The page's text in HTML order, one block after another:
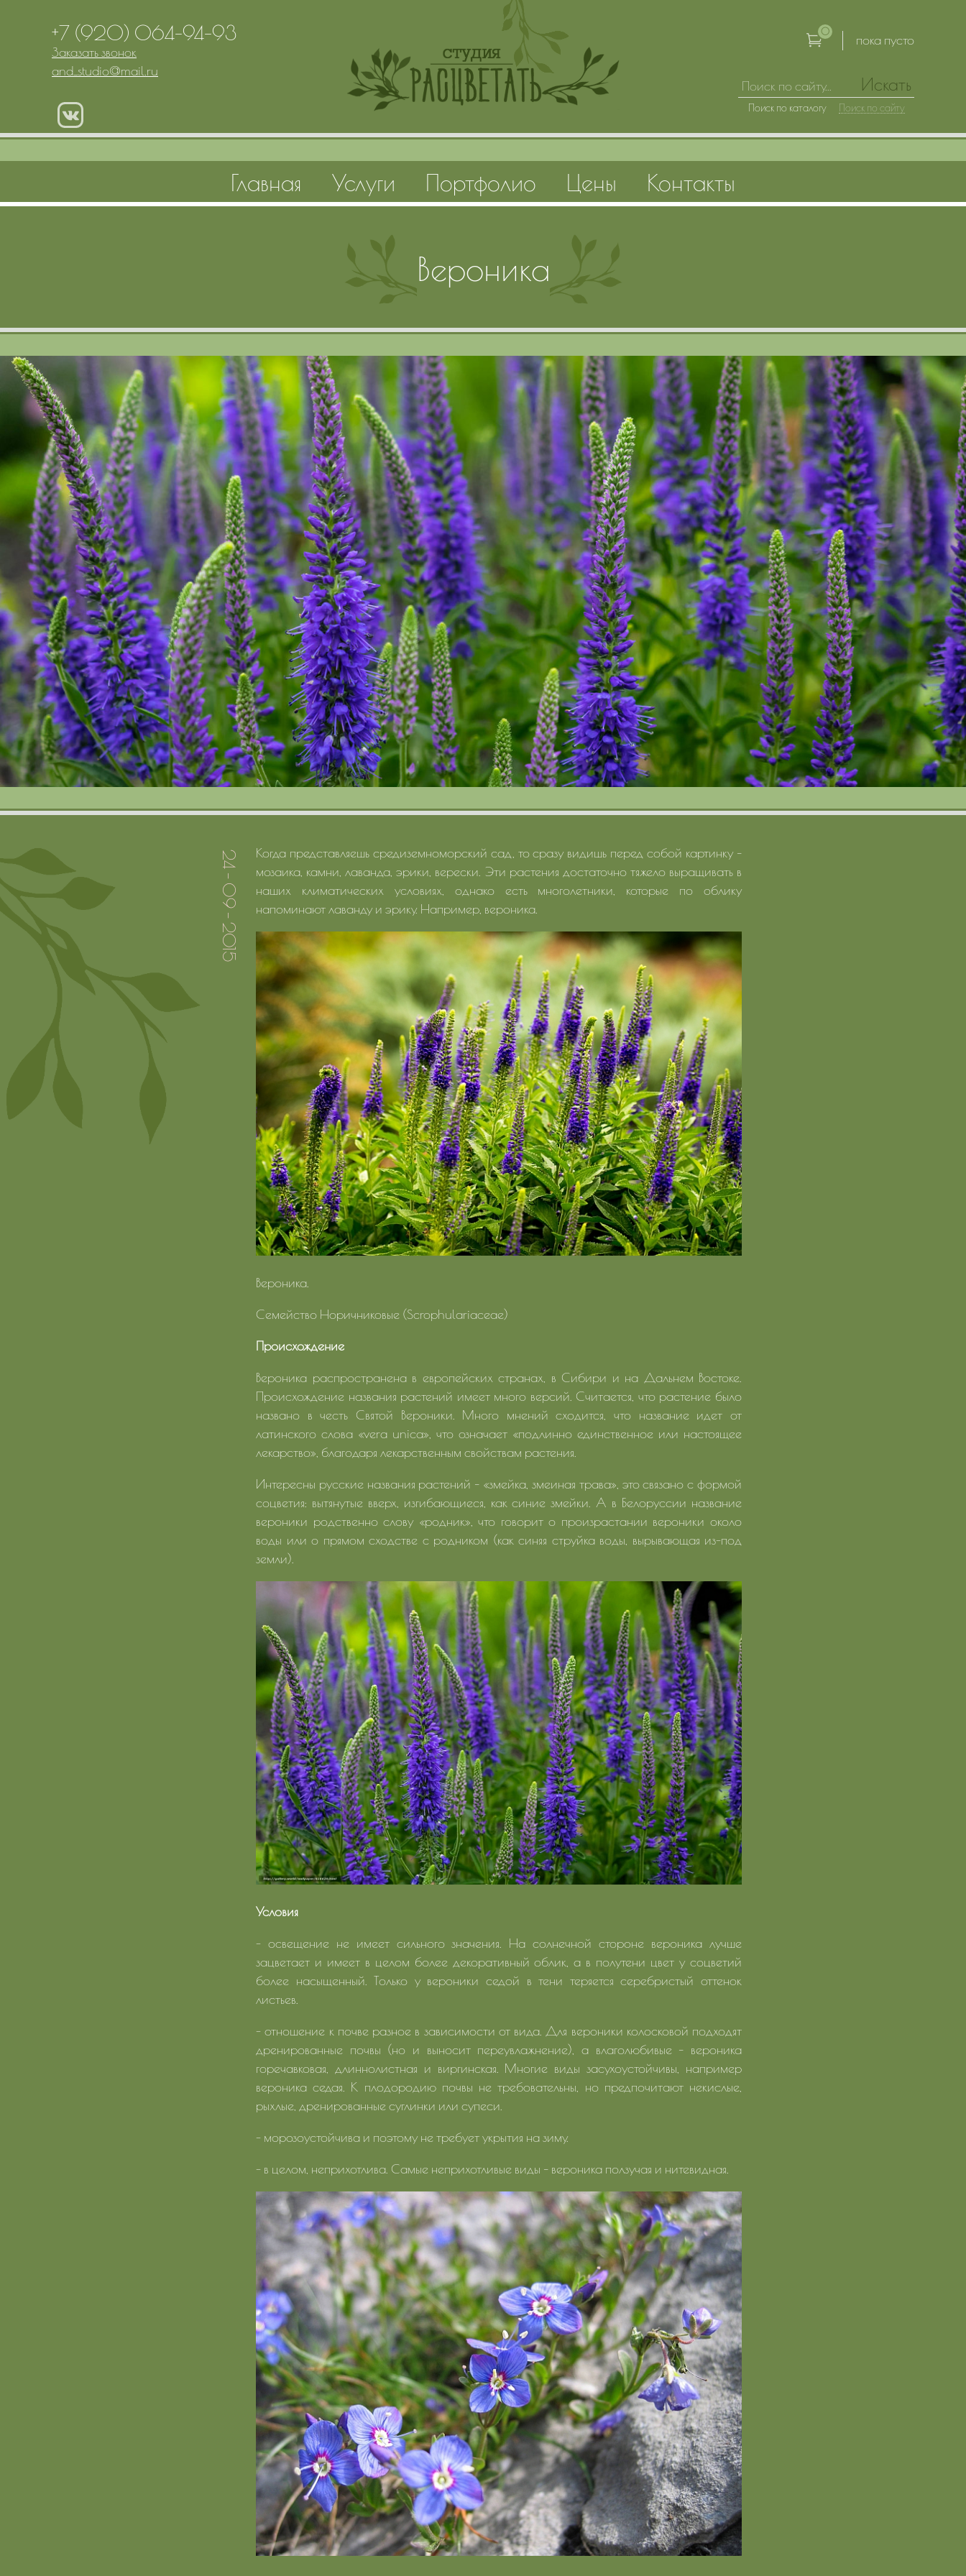
Вероника
24 - 09 - 2015
Когда представляешь средиземноморский сад, то сразу видишь перед собой картинку –
мозаика, камни, лаванда, эрики, верески. Эти растения достаточно тяжело выращивать в
наших климатических условиях, однако есть многолетники, которые по облику
напоминают лаванду и эрику. Например, вероника.
Вероника.
Семейство Норичниковые (Scrophulariaceae)
Происхождение
Вероника распространена в европейских странах, в Сибири и на Дальнем Востоке.
Происхождение названия растений имеет много версий. Считается, что растение было
названо в честь Святой Вероники. Много мнений сходится, что название идет от
латинского слова «vera unica», что означает «подлинно единственное или настоящее
лекарство», благодаря лекарственным свойствам растения.
Интересны русские названия растений – «змейка, змеиная трава», это связано с формой
соцветия: вытянутые вверх, изгибающиеся, как синие змейки. А в Белоруссии название
вероники родственно слову «родник», что говорит о произрастании вероники около
воды или о прямом сходстве с родником (как синяя струйка воды, вырывающая из-под
земли).
Условия
- освещение не имеет сильного значения. На солнечной стороне вероника лучше
зацветает и имеет в целом более декоративный облик, а в полутени цвет у соцветий
более насыщенный. Только у вероники седой в тени теряется серебристый оттенок
листьев.
- отношение к почве разное в зависимости от вида. Для вероники колосковой подходят
дренированные почвы (но и выносит переувлажнение), а влаголюбивые – вероника
горечавковая, длиннолистная и виргинская. Многие виды засухоустойчивы, например
вероника седая. К плодородию почвы не требовательны, но предпочитают некислые,
рыхлые, дренированные суглинки или супеси.
- морозоустойчива и поэтому не требует укрытия на зиму.
- в целом, неприхотлива. Самые неприхотливые виды – вероника ползучая и нитевидная.
+7 (920) 064-94-93
Заказать звонок
and_studio@mail.ru
0
пока пусто
Искать
Поиск по каталогу Поиск по сайту
Главная Услуги Портфолио Цены Контакты